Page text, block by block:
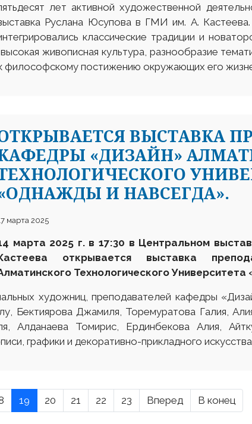
лет активной художественной
Руслана Юсупова в ГМИ им. А. Кастеева.
классические традиции и
живописная культура, разнообразие
к философскому постижению окружающих его
ВЫСТАВКА
«ДИЗАЙН»
И НАВСЕГДА».
марта 2025
марта 2025 г. в 17:30 в Центральном
открывается выставка
Технологического Университета
художниц, преподавателей кафедры
Бектиярова Джамиля, Торемуратова Галия,
Алданаева Томирис, Ердинбекова Алия,
графики и декоративно-прикладного
19 20 21 22 23 Вперед В конец